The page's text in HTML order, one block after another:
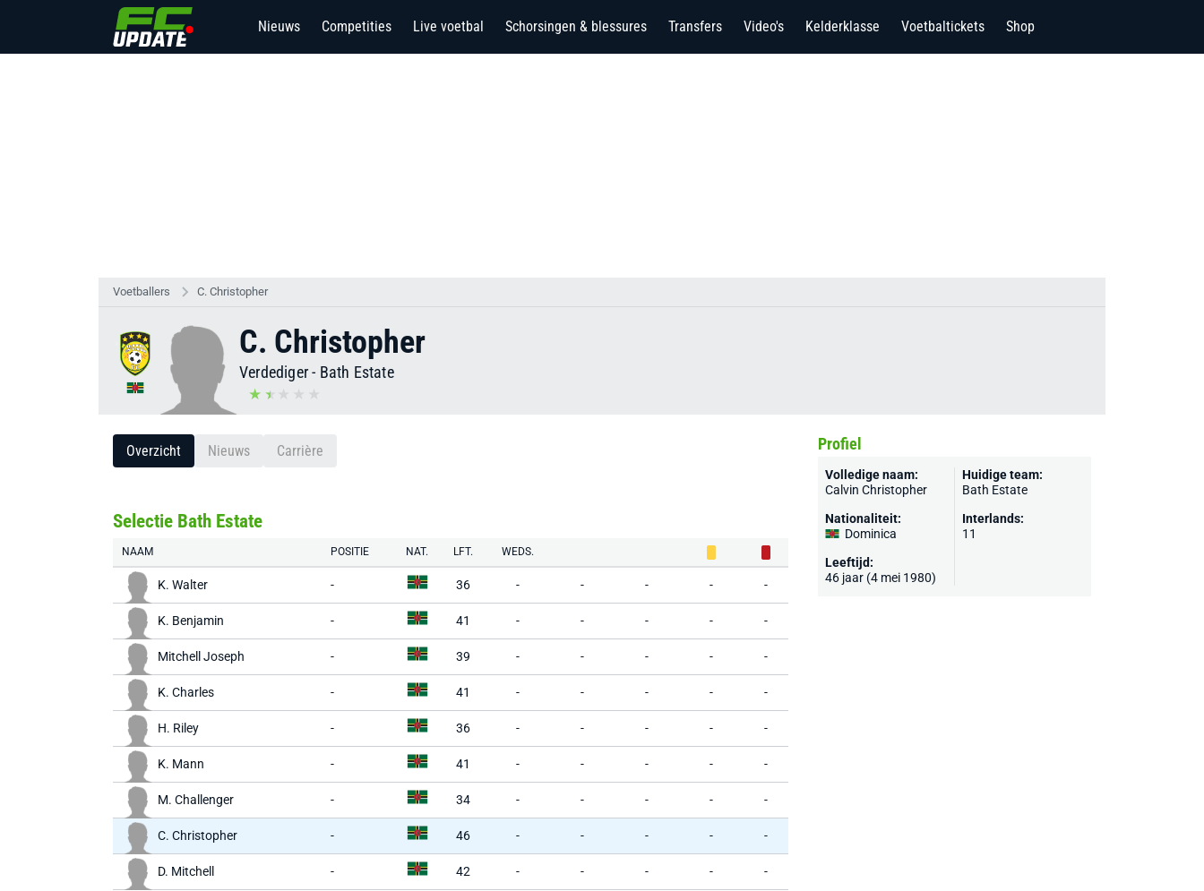
Nieuws Competities Live voetbal Schorsingen & blessures Transfers Video's Kelderklasse Voetbaltickets Shop
Voetballers C. Christopher
C. Christopher
Verdediger- Bath Estate
Overzicht Nieuws Carrière
Selectie Bath Estate
NAAM POSITIE NAT. LFT. WEDS.
K. Walter - 36 - - - - -
K. Benjamin - 41 - - - - -
Mitchell Joseph - 39 - - - - -
K. Charles - 41 - - - - -
H. Riley - 36 - - - - -
K. Mann - 41 - - - - -
M. Challenger - 34 - - - - -
C. Christopher - 46 - - - - -
D. Mitchell - 42 - - - - -
Profiel
Volledige naam:
Calvin Christopher
Nationaliteit:
Dominica
Leeftijd:
46 jaar (4 mei 1980)
Huidige team:
Bath Estate
Interlands:
11